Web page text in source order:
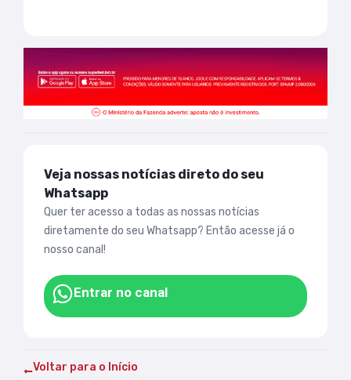
Veja nossas notícias direto do seu
Whatsapp
Quer ter acesso a todas as nossas notícias
diretamente do seu Whatsapp? Então acesse já o
nosso canal!
Entrar no canal
Voltar para o Início